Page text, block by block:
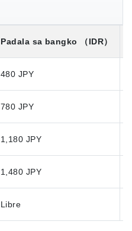
Padala sa bangko （IDR）
480 JPY
780 JPY
1,180 JPY
1,480 JPY
Libre